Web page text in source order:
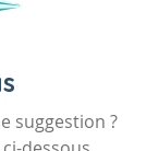
suggestion ?